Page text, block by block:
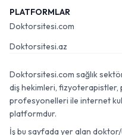
PLATFORMLAR
Doktorsitesi.com
Doktorsitesi.az
Doktorsitesi.com sağlık
diş hekimleri, fizyoterapistler,
profesyonelleri ile internet
platformdur.
İş bu sayfada yer alan doktor/